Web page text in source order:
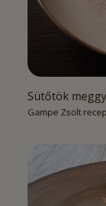
Sütőtök
Gampe Zsolt